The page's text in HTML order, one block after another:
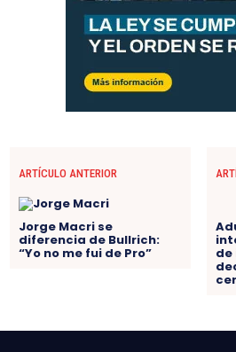
ARTÍCULO ANTERIOR
Jorge Macri se
diferencia de Bullrich:
“Yo no me fui de Pro” de